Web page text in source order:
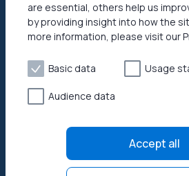
Modo Jumptask
Refer a friend
Help
are essential, others help us
by providing insight into how the
more information, please visit our
Basic data Usage
Audience data
Accept all